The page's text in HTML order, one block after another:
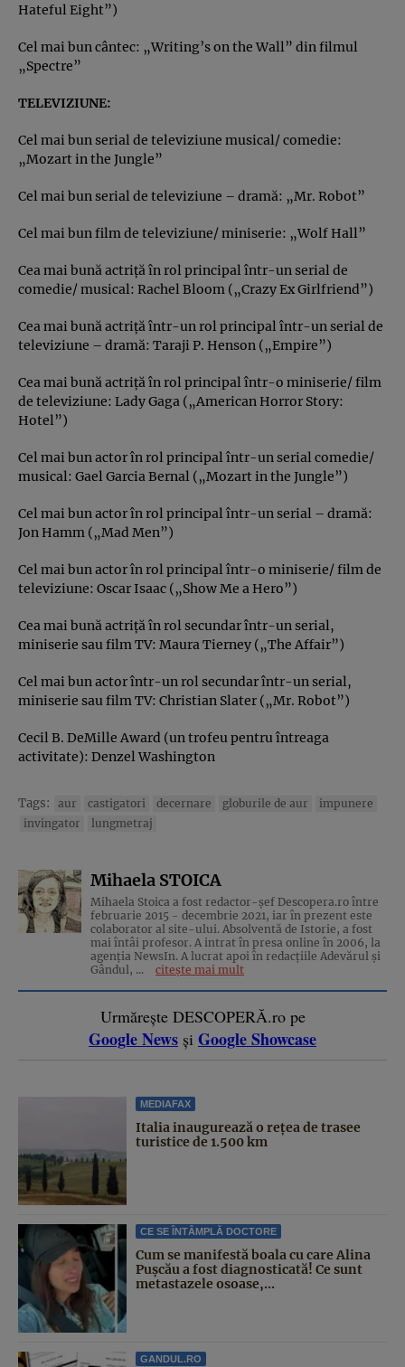
Hateful Eight”)
Cel mai bun cântec: „Writing’s on the Wall” din filmul
„Spectre”
TELEVIZIUNE:
Cel mai bun serial de televiziune musical/ comedie:
„Mozart in the Jungle”
Cel mai bun serial de televiziune – dramă: „Mr. Robot”
Cel mai bun film de televiziune/ miniserie: „Wolf Hall”
Cea mai bună actriţă în rol principal într-un serial de
comedie/ musical: Rachel Bloom („Crazy Ex Girlfriend”)
Cea mai bună actriţă într-un rol principal într-un serial de
televiziune – dramă: Taraji P. Henson („Empire”)
Cea mai bună actriţă în rol principal într-o miniserie/ film
de televiziune: Lady Gaga („American Horror Story:
Hotel”)
Cel mai bun actor în rol principal într-un serial comedie/
musical: Gael Garcia Bernal („Mozart in the Jungle”)
Cel mai bun actor în rol principal într-un serial – dramă:
Jon Hamm („Mad Men”)
Cel mai bun actor în rol principal într-o miniserie/ film de
televiziune: Oscar Isaac („Show Me a Hero”)
Cea mai bună actriţă în rol secundar într-un serial,
miniserie sau film TV: Maura Tierney („The Affair”)
Cel mai bun actor într-un rol secundar într-un serial,
miniserie sau film TV: Christian Slater („Mr. Robot”)
Cecil B. DeMille Award (un trofeu pentru întreaga
activitate): Denzel Washington
Tags: aur castigatori decernare globurile de aur
impunere
invingator
lungmetraj
Mihaela STOICA
Mihaela Stoica a fost redactor-șef Descopera.ro între
februarie 2015 - decembrie 2021, iar în prezent este
colaborator al site-ului. Absolventă de Istorie, a fost
mai întâi profesor. A intrat în presa online în 2006, la
agenţia NewsIn. A lucrat apoi în redacţiile Adevărul şi
Gândul, ...
citește mai mult
Urmărește DESCOPERĂ.ro pe
Google News și Google Showcase
MEDIAFAX
Italia inaugurează o rețea de trasee
turistice de 1.500 km
CE SE ÎNTÂMPLĂ DOCTORE
Cum se manifestă boala cu care Alina
Pușcău a fost diagnosticată! Ce sunt
metastazele osoase,...
GANDUL.RO